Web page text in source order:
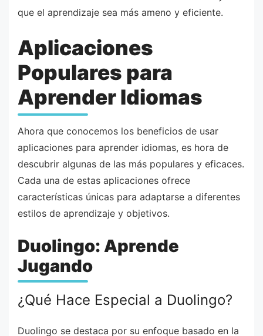
que el aprendizaje sea más ameno y eficiente.
Aplicaciones
Populares para
Aprender Idiomas
Ahora que conocemos los beneficios de usar
aplicaciones para aprender idiomas, es hora de
descubrir algunas de las más populares y eficaces.
Cada una de estas aplicaciones ofrece
características únicas para adaptarse a diferentes
estilos de aprendizaje y objetivos.
Duolingo: Aprende
Jugando
¿Qué Hace Especial a Duolingo?
Duolingo se destaca por su enfoque basado en la